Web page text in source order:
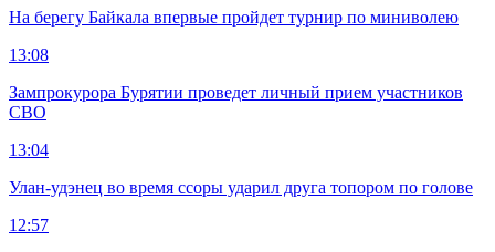
На берегу Байкала впервые пройдет турнир по миниволею
13:08
Зампрокурора Бурятии проведет личный прием участников
СВО
13:04
Улан-удэнец во время ссоры ударил друга топором по голове
12:57